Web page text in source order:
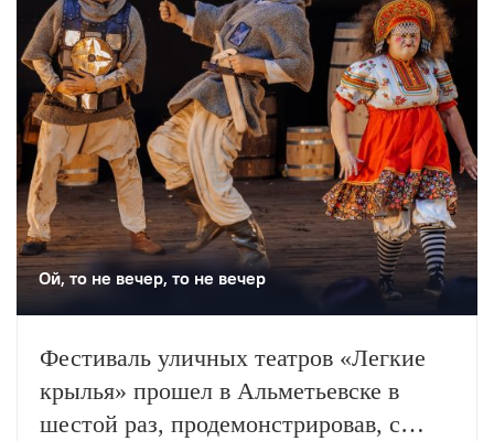
театра.
Ой, то не вечер, то не вечер
Фестиваль уличных театров «Легкие
крылья» прошел в Альметьевске в
шестой раз, продемонстрировав, с